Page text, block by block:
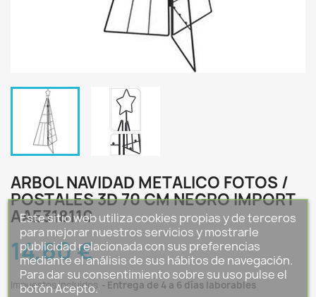
ARBOL NAVIDAD METALICO FOTOS /
POSTALES 3D 70 CM NEGRO IMPORT
AAE318110
14,60 €
Impuestos incluidos
Entrega de 4 a 6 días laborables
Este sitio web utiliza cookies propias y de terceros
para mejorar nuestros servicios y mostrarle
publicidad relacionada con sus preferencias
mediante el análisis de sus hábitos de navegación.
Para dar su consentimiento sobre su uso pulse el
botón Acepto.